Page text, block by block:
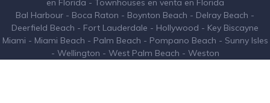
en Florida - Townhouses en venta en Florida
Bal Harbour - Boca Raton - Boynton Beach - Delray Beach -
Deerfield Beach - Fort Lauderdale - Hollywood - Key Biscayne
Miami - Miami Beach - Palm Beach - Pompano Beach - Sunny Isles
- Wellington - West Palm Beach - Weston